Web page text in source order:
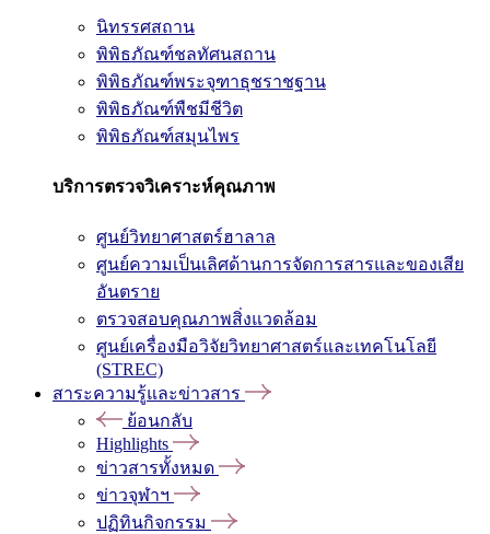
นิทรรศสถาน
พิพิธภัณฑ์ชลทัศนสถาน
พิพิธภัณฑ์พระจุฑาธุชราชฐาน
พิพิธภัณฑ์พืชมีชีวิต
พิพิธภัณฑ์สมุนไพร
บริการตรวจวิเคราะห์คุณภาพ
ศูนย์วิทยาศาสตร์ฮาลาล
ศูนย์ความเป็นเลิศด้านการจัดการสารและของเสีย
อันตราย
ตรวจสอบคุณภาพสิ่งแวดล้อม
ศูนย์เครื่องมือวิจัยวิทยาศาสตร์และเทคโนโลยี
(STREC)
สาระความรู้และข่าวสาร
ย้อนกลับ
Highlights
ข่าวสารทั้งหมด
ข่าวจุฬาฯ
ปฏิทินกิจกรรม